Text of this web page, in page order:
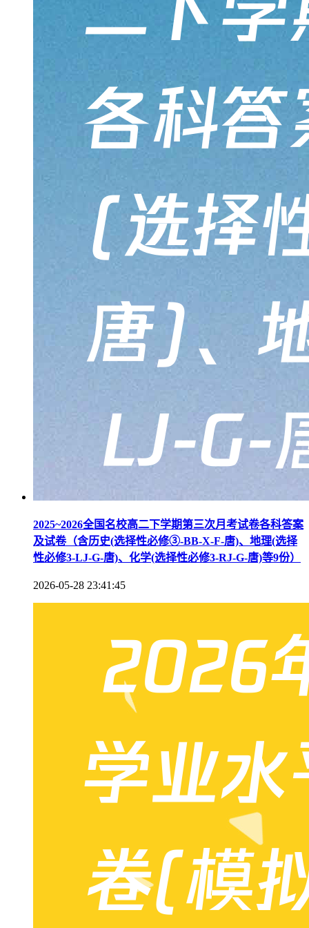
2025~2026全国名校高二下学期第三次月考试卷各科答案
及试卷（含历史(选择性必修③-BB-X-F-唐)、地理(选择
性必修3-LJ-G-唐)、化学(选择性必修3-RJ-G-唐)等9份）
2026-05-28 23:41:45